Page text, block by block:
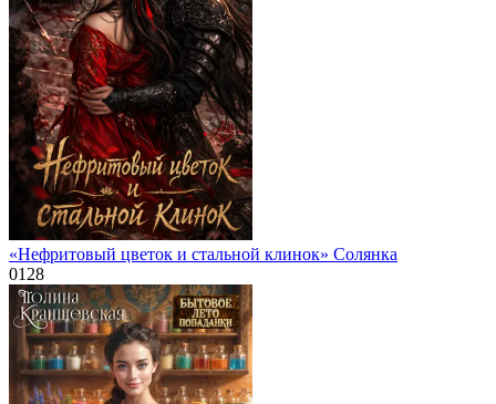
«Нефритовый цветок и стальной клинок» Солянка
0128